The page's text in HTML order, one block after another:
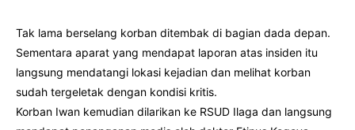
Tak lama berselang korban ditembak di bagian dada depan.
Sementara aparat yang mendapat laporan atas insiden itu
langsung mendatangi lokasi kejadian dan melihat korban
sudah tergeletak dengan kondisi kritis.
Korban Iwan kemudian dilarikan ke RSUD Ilaga dan langsung